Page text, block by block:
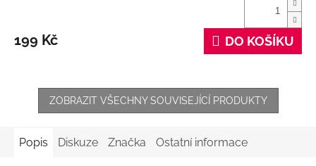
199 Kč DO KOŠÍKU
ZOBRAZIT VŠECHNY SOUVISEJÍCÍ PRODUKTY
Popis Diskuze Značka Ostatní informace